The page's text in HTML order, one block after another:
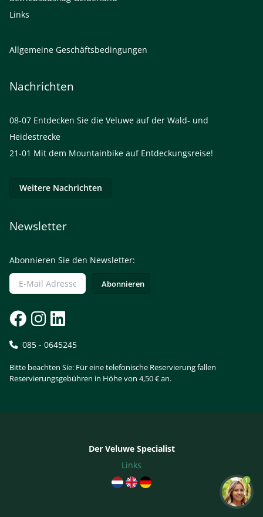
Links
Allgemeine Geschäftsbedingungen
Nachrichten
08-07 Entdecken Sie die Veluwe auf der Wald- und
Heidestrecke
21-01 Mit dem Mountainbike auf Entdeckungsreise!
Weitere Nachrichten
Newsletter
Abonnieren Sie den Newsletter:
085 - 0645245
Bitte beachten Sie: Für eine telefonische Reservierung fallen
Reservierungsgebühren in Höhe von 4,50 € an.
Der Veluwe Specialist
Links
1